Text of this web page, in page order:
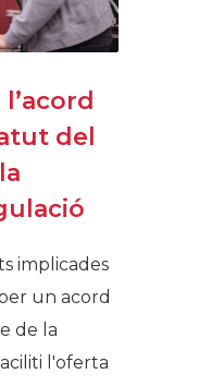
del
implicades
un acord
de la
l'oferta